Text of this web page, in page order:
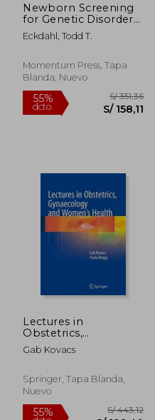
S/ 814,20
Newborn Screening
for Genetic Disorders:
Experiments on
Plant Hybridization
Eckdahl, Todd T.
Momentum Press, Tapa
Blanda, Nuevo
Lectures in
Obstetrics,
Gynaecology and
Women's Health
Gab Kovacs
Springer, Tapa Blanda,
Nuevo